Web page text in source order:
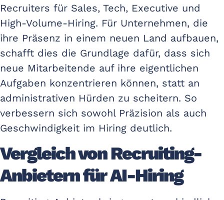
Recruiters für Sales, Tech, Executive und
High-Volume-Hiring. Für Unternehmen, die
ihre Präsenz in einem neuen Land aufbauen,
schafft dies die Grundlage dafür, dass sich
neue Mitarbeitende auf ihre eigentlichen
Aufgaben konzentrieren können, statt an
administrativen Hürden zu scheitern. So
verbessern sich sowohl Präzision als auch
Geschwindigkeit im Hiring deutlich.
Vergleich von Recruiting-
Anbietern für AI-Hiring